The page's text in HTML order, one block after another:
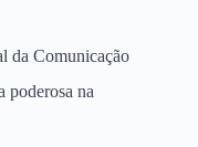
da Comunicação
poderosa na